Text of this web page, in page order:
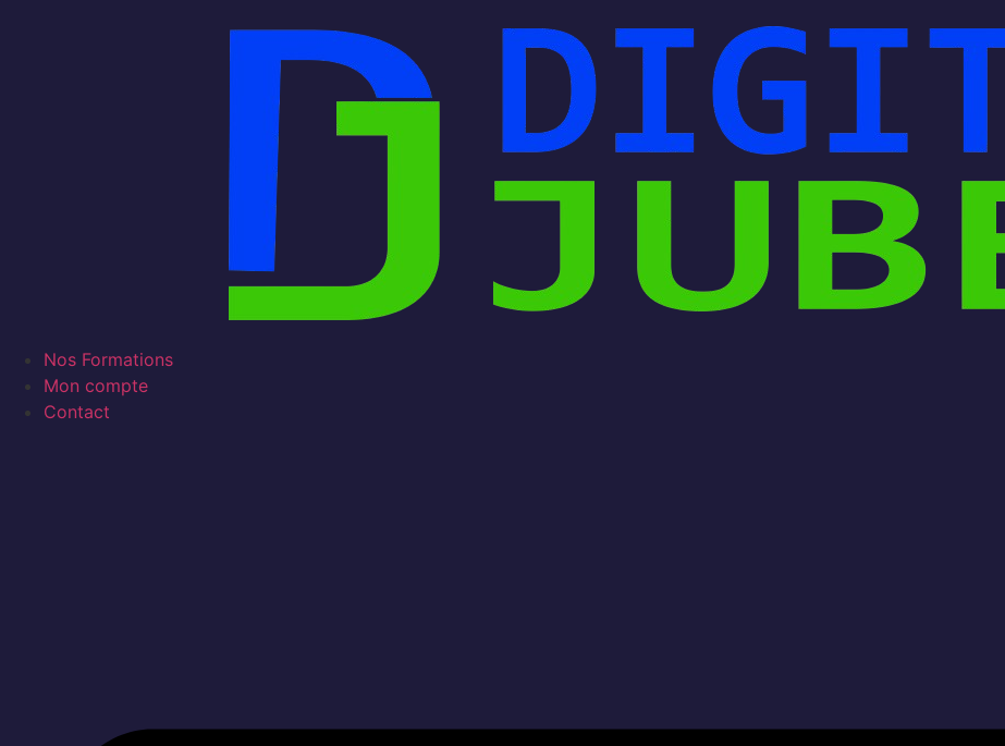
Nos Formations
Mon compte
Contact